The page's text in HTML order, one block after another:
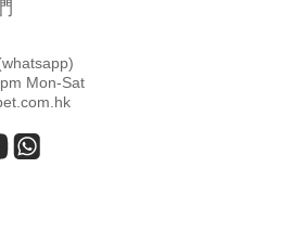
Mon-Sat